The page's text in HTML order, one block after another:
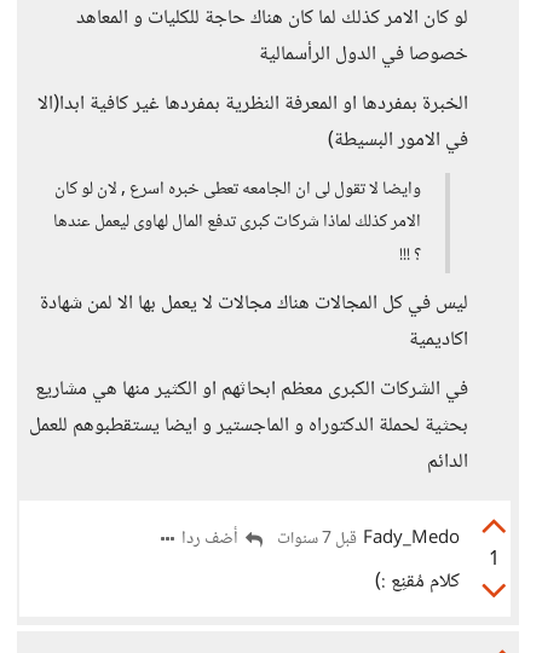
لو كان الامر كذلك لما كان هناك حاجة للكليات و المعاهد
خصوصا في الدول الرأسمالية
الخبرة بمفردها او المعرفة النظرية بمفردها غير كافية ابدا(الا
في الامور البسيطة)
وايضا لا تقول لى ان الجامعه تعطى خبره اسرع , لان لو كان
الامر كذلك لماذا شركات كبرى تدفع المال لهاوى ليعمل عندها
؟ !!!
ليس في كل المجالات هناك مجالات لا يعمل بها الا لمن شهادة
اكاديمية
في الشركات الكبرى معظم ابحاثهم او الكثير منها هي مشاريع
بحثية لحملة الدكتوراه و الماجستير و ايضا يستقطبوهم للعمل
الدائم
1
Fady_Medo قبل 7 سنوات أضف ردا
كلام مُقنِع :)